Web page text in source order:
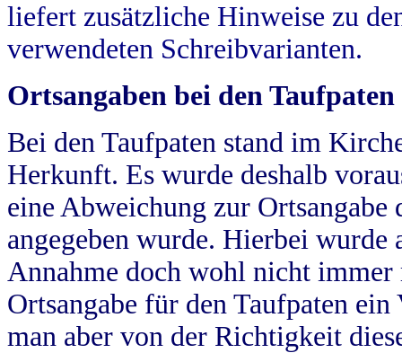
liefert zusätzliche Hinweise zu
verwendeten Schreibvarianten.
Ortsangaben bei den Taufpaten
Bei den Taufpaten stand im
Herkunft. Es wurde deshalb
eine Abweichung zur
angegeben wurde. Hierbei wurde
Annahme doch wohl nicht
Ortsangabe für den Taufpaten
man aber von der Richtigkeit